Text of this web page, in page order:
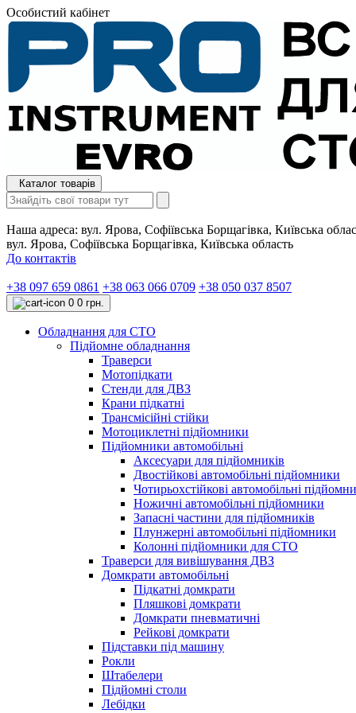
Особистий кабінет
Каталог товарів
Наша адреса: вул. Ярова, Софіївська Борщагівка, Київська
вул. Ярова, Софіївська Борщагівка, Київська область
До контактів
+38 097 659 0861 +38 063 066 0709 +38 050 037 8507
0 0 грн.
Обладнання для СТО
Підйомне обладнання
Траверси
Мотопідкати
Стенди для ДВЗ
Крани підкатні
Трансмісійні стійки
Мотоциклетні підйомники
Підйомники автомобільні
Аксесуари для підйомників
Двостійкові автомобільні підйомники
Чотирьохстійкові автомобільні
Ножичні автомобільні підйомники
Запасні частини для підйомників
Плунжерні автомобільні підйомники
Колонні підйомники для СТО
Траверси для вивішування ДВЗ
Домкрати автомобільні
Підкатні домкрати
Пляшкові домкрати
Домкрати пневматичні
Рейкові домкрати
Підставки під машину
Рокли
Штабелери
Підйомні столи
Лебідки